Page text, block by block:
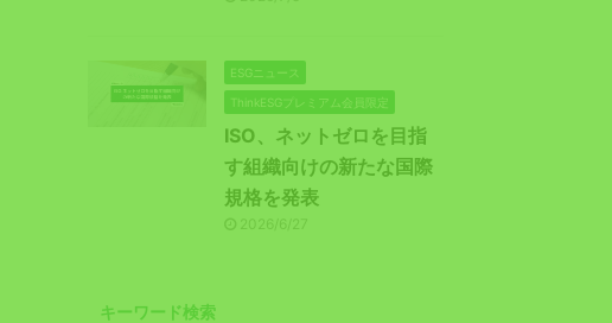
ESGニュース
ThinkESGプレミアム会員限定
ISO、ネットゼロを目指
す組織向けの新たな国際
規格を発表
2026/6/27
キーワード検索